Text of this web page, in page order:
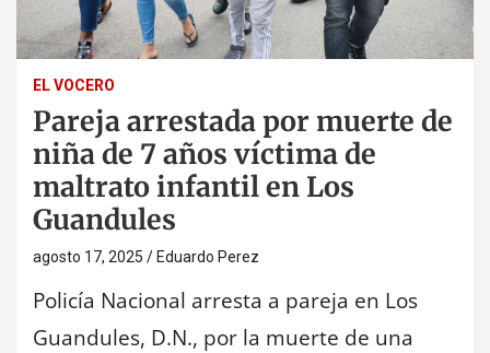
EL VOCERO
Pareja arrestada por muerte de
niña de 7 años víctima de
maltrato infantil en Los
Guandules
agosto 17, 2025 Eduardo Perez
Policía Nacional arresta a pareja en Los
Guandules, D.N., por la muerte de una